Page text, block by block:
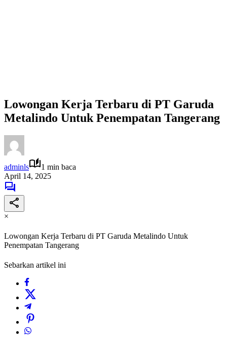
Lowongan Kerja Terbaru di PT Garuda
Metalindo Untuk Penempatan Tangerang
adminls
1 min baca
April 14, 2025
×
Lowongan Kerja Terbaru di PT Garuda Metalindo Untuk
Penempatan Tangerang
Sebarkan artikel ini